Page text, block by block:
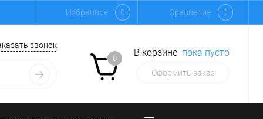
Избранное 0 Сравнение 0
звонок
0
В корзине пока пусто
Оформить заказ